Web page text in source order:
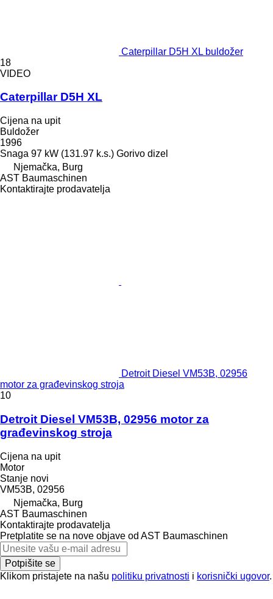
Caterpillar D5H XL buldožer
18
VIDEO
Caterpillar D5H XL
Cijena na upit
Buldožer
1996
Snaga 97 kW (131.97 k.s.) Gorivo dizel
Njemačka, Burg
AST Baumaschinen
Kontaktirajte prodavatelja
Detroit Diesel VM53B, 02956
motor za građevinskog stroja
10
Detroit Diesel VM53B, 02956 motor za
građevinskog stroja
Cijena na upit
Motor
Stanje novi
VM53B, 02956
Njemačka, Burg
AST Baumaschinen
Kontaktirajte prodavatelja
Pretplatite se na nove objave od AST Baumaschinen
Potpišite se
Klikom pristajete na našu politiku privatnosti i korisnički ugovor.